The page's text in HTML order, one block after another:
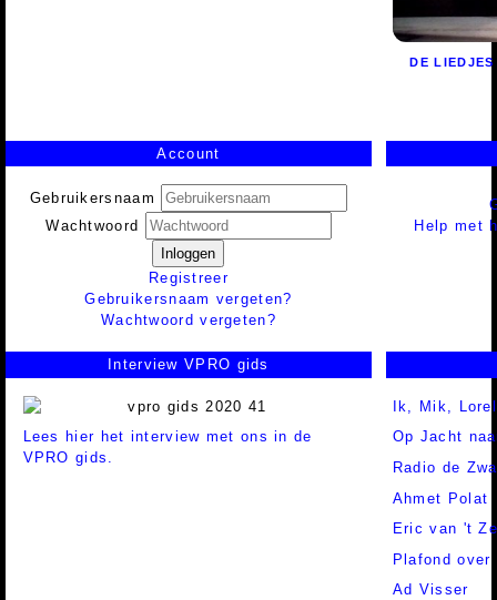
DE
Account
Gebruikersnaam
Wachtwoord
Inloggen
Registreer
Gebruikersnaam vergeten?
Wachtwoord vergeten?
Help met
Interview VPRO gids
Lees hier het interview met ons in de
VPRO gids.
Ik, Mik,
Op Jacht
Radio de
Ahmet Polat
Eric van 't
Plafond over
Ad Visser